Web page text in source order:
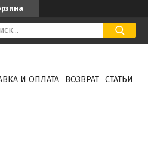
И ОПЛАТА ВОЗВРАТ СТАТЬИ